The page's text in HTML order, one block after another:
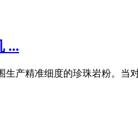
...
产精准细度的珍珠岩粉。